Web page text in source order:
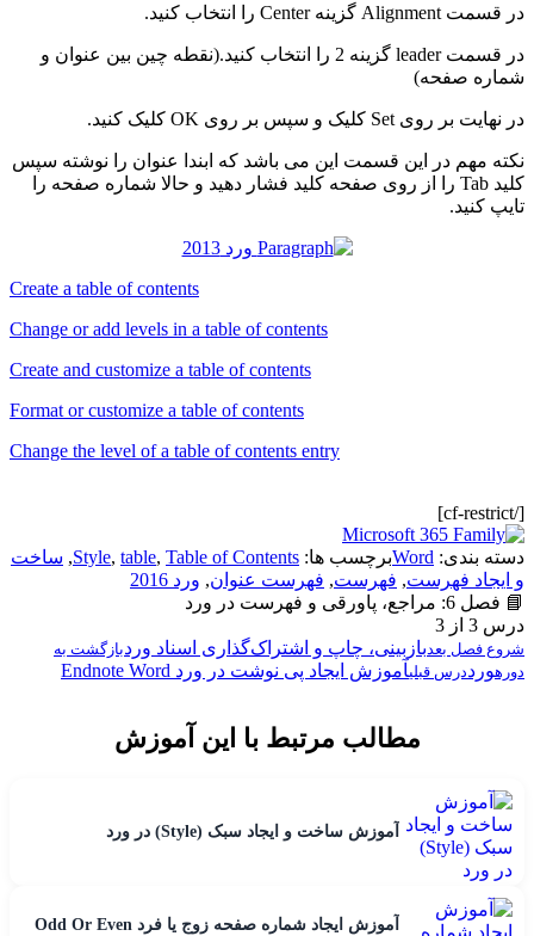
در قسمت Alignment گزینه Center را انتخاب کنید.
در قسمت leader گزینه 2 را انتخاب کنید.(نقطه چین بین عنوان و
شماره صفحه)
در نهایت بر روی Set کلیک و سپس بر روی OK کلیک کنید.
نکته مهم در این قسمت این می باشد که ابندا عنوان را نوشته سپس
کلید Tab را از روی صفحه کلید فشار دهید و حالا شماره صفحه را
تایپ کنید.
Create a table of contents
Change or add levels in a table of contents
Create and customize a table of contents
Format or customize a table of contents
Change the level of a table of contents entry
[/cf-restrict]
دسته بندی: Wordبرچسب ها: Style, table, Table of Contents
, ساخت
و ایجاد فهرست, فهرست, فهرست عنوان, ورد 2016
📘 فصل 6: مراجع، پاورقی و فهرست در ورد
درس 3 از 3
شروع فصل بعد بازبینی، چاپ و اشتراک‌گذاری اسناد وردبازگشت به
دورهورددرس قبلیآموزش ایجاد پی نوشت در ورد Endnote Word
مطالب مرتبط با این آموزش
آموزش ساخت و ایجاد سبک (Style) در ورد
آموزش ایجاد شماره صفحه زوج یا فرد Odd Or Even